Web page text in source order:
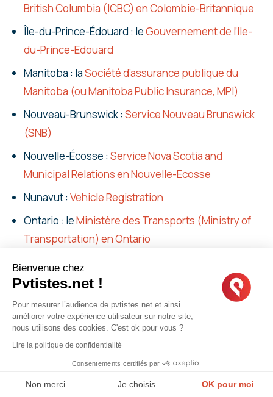
British Columbia (ICBC) en Colombie-Britannique
Île-du-Prince-Édouard : leGouvernement de l’Ile-
du-Prince-Edouard
Manitoba : laSociété d’assurance publique du
Manitoba (ou Manitoba Public Insurance, MPI)
Nouveau-Brunswick : Service Nouveau Brunswick
(SNB)
Nouvelle-Écosse : Service Nova Scotia and
Municipal Relations en Nouvelle-Ecosse
Nunavut : Vehicle Registration
Ontario : leMinistère des Transports (Ministry of
Transportation) en Ontario
Québec : la
Québec (SAAQ)
Saskatchewan :Saskatchewan Auto Fund (SGI)
dans la Saskatchewan
Terre-Neuve-et-Labrador :
Newfoundland-Labrador à Terre-Neuve-et-
Labrador
Bienvenue chez
Pvtistes.net !
Pour mesurer l’audience de pvtistes.net et ainsi
améliorer votre expérience utilisateur sur notre site,
nous utilisons des cookies. C'est ok pour vous ?
Lire la politique de confidentialité
Consentements certifiés par
Non merci Je choisis OK pour moi